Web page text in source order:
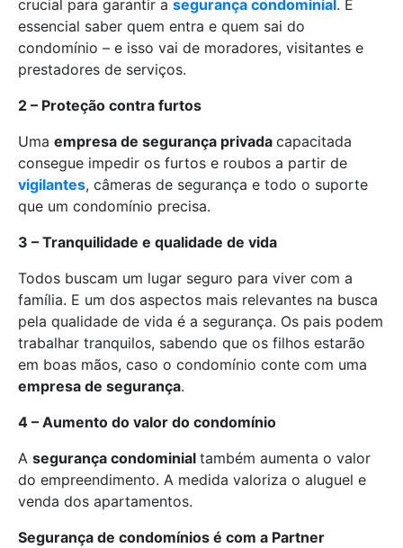
crucial para garantir a segurança condominial. É
essencial saber quem entra e quem sai do
condomínio – e isso vai de moradores, visitantes e
prestadores de serviços.
2 – Proteção contra furtos
Uma empresa de segurança privada capacitada
consegue impedir os furtos e roubos a partir de
vigilantes, câmeras de segurança e todo o suporte
que um condomínio precisa.
3 – Tranquilidade e qualidade de vida
Todos buscam um lugar seguro para viver com a
família. E um dos aspectos mais relevantes na busca
pela qualidade de vida é a segurança. Os pais podem
trabalhar tranquilos, sabendo que os filhos estarão
em boas mãos, caso o condomínio conte com uma
empresa de segurança.
4 – Aumento do valor do condomínio
A segurança condominial também aumenta o valor
do empreendimento. A medida valoriza o aluguel e
venda dos apartamentos.
Segurança de condomínios é com a Partner